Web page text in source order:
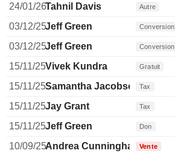
24/01/26Tahnil Davis Autre
03/12/25Jeff Green Conversion
03/12/25Jeff Green Conversion
15/11/25Vivek Kundra Gratuit
15/11/25Samantha JacobsonTax
15/11/25Jay Grant Tax
15/11/25Jeff Green Don
10/09/25Andrea CunninghamVente